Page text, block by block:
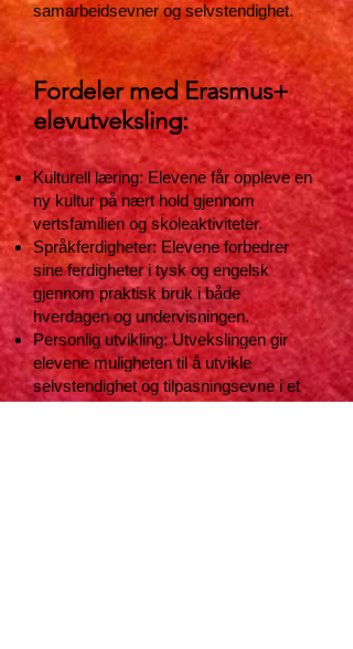
samarbeidsevner og selvstendighet.
Fordeler med Erasmus+
elevutveksling:
Kulturell læring: Elevene får oppleve en
ny kultur på nært hold gjennom
vertsfamilien og skoleaktiviteter.
Språkferdigheter: Elevene forbedrer
sine ferdigheter i tysk og engelsk
gjennom praktisk bruk i både
hverdagen og undervisningen.
Personlig utvikling: Utvekslingen gir
elevene muligheten til å utvikle
selvstendighet og tilpasningsevne i et